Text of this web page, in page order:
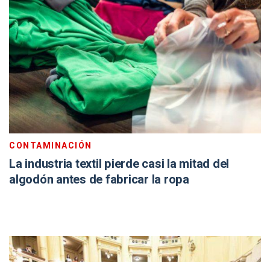
CONTAMINACIÓN
La industria textil pierde casi la mitad del
algodón antes de fabricar la ropa